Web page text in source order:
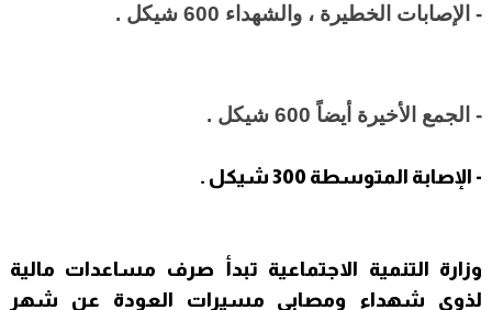
- الإصابات الخطيرة ، والشهداء 600 شيكل .
- الجمع الأخيرة أيضاً 600 شيكل .
- الإصابة المتوسطة 300 شيكل .
وزارة التنمية الاجتماعية تبدأ صرف مساعدات مالية
لذوي شهداء ومصابي مسيرات العودة عن شهر